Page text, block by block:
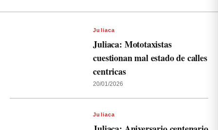
Juliaca
Juliaca: Mototaxistas
cuestionan mal estado de calles
centricas
20/01/2026
Juliaca